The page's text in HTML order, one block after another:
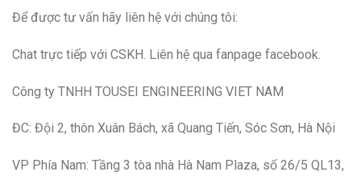
Để được tư vấn hãy liên hệ với chúng tôi:
Chat trực tiếp với CSKH. Liên hệ qua fanpage facebook.
Công ty TNHH TOUSEI ENGINEERING VIET NAM
ĐC: Đội 2, thôn Xuân Bách, xã Quang Tiến, Sóc Sơn, Hà Nội
VP Phía Nam: Tầng 3 tòa nhà Hà Nam Plaza, số 26/5 QL13,